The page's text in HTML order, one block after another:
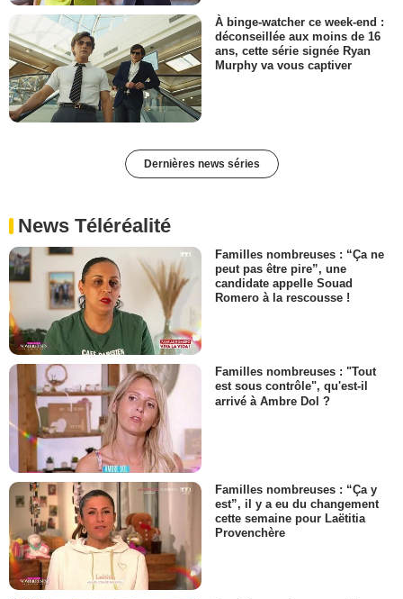
À binge-watcher ce week-end :
déconseillée aux moins de 16
ans, cette série signée Ryan
Murphy va vous captiver
Dernières news séries
News Téléréalité
Familles nombreuses : “Ça ne
peut pas être pire”, une
candidate appelle Souad
Romero à la rescousse !
Familles nombreuses : "Tout
est sous contrôle", qu'est-il
arrivé à Ambre Dol ?
Familles nombreuses : “Ça y
est”, il y a eu du changement
cette semaine pour Laëtitia
Provenchère